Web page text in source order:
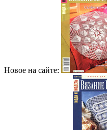
Новое на сайте: